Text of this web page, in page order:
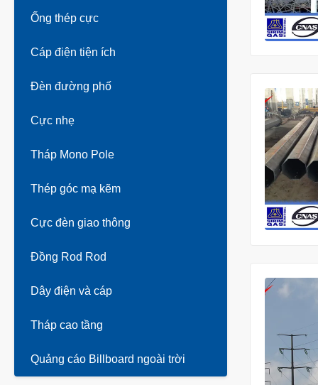
Ống thép cực
Cáp điện tiện ích
Đèn đường phố
Cực nhẹ
Tháp Mono Pole
Thép góc mạ kẽm
Cực đèn giao thông
Đồng Rod Rod
Dây điện và cáp
Tháp cao tầng
Quảng cáo Billboard ngoài trời